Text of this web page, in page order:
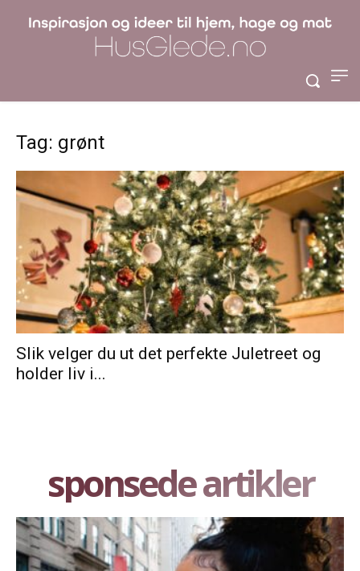
Tag: grønt
Slik velger du ut det perfekte Juletreet og
holder liv i...
sponsede artikler